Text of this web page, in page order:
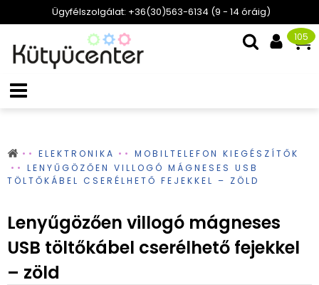
Ügyfélszolgálat: +36(30)563-6134 (9 - 14 óráig)
105
ELEKTRONIKA
MOBILTELEFON KIEGÉSZÍTŐK
LENYŰGÖZŐEN VILLOGÓ MÁGNESES USB
TÖLTŐKÁBEL CSERÉLHETŐ FEJEKKEL – ZÖLD
Lenyűgözően villogó mágneses
USB töltőkábel cserélhető fejekkel
– zöld